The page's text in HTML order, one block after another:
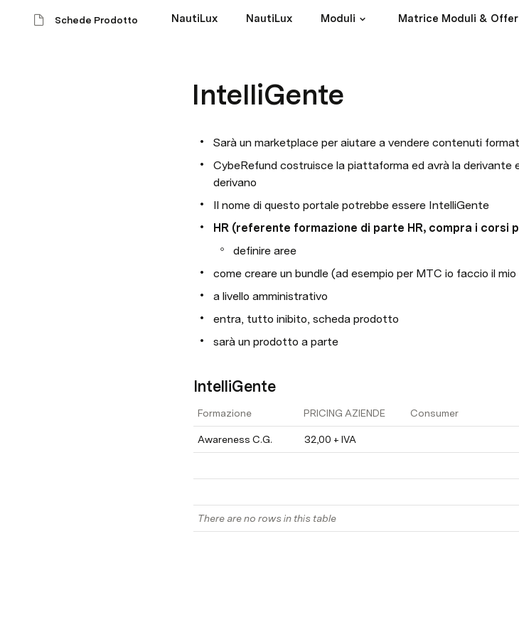
Schede Prodotto NautiLux NautiLux Moduli Matrice Moduli &
IntelliGente
Sarà un marketplace per aiutare a vendere contenuti
CybeRefund costruisce la piattaforma ed avrà la derivante
derivano
Il nome di questo portale potrebbe essere IntelliGente
HR (referente formazione di parte HR, compra i corsi
definire aree
come creare un bundle (ad esempio per MTC io faccio il mio
a livello amministrativo
entra, tutto inibito, scheda prodotto
sarà un prodotto a parte
IntelliGente
Formazione PRICING AZIENDE Consumer
Awareness C.G. 32,00 + IVA
There are no rows in this table